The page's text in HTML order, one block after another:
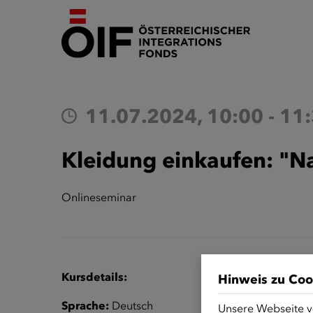
11.07.2024, 10:00 -
Kleidung einkaufen:
Onlineseminar
Kursdetails:
Sprache: Deutsch
Hinweis zu
Unsere Webseite